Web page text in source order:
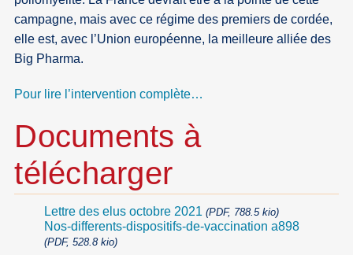
campagne, mais avec ce régime des premiers de cordée,
elle est, avec l’Union européenne, la meilleure alliée des
Big Pharma.
Pour lire l’intervention complète…
Documents à
télécharger
Lettre des elus octobre 2021 (PDF, 788.5 kio)
Nos-differents-dispositifs-de-vaccination a898
(PDF, 528.8 kio)